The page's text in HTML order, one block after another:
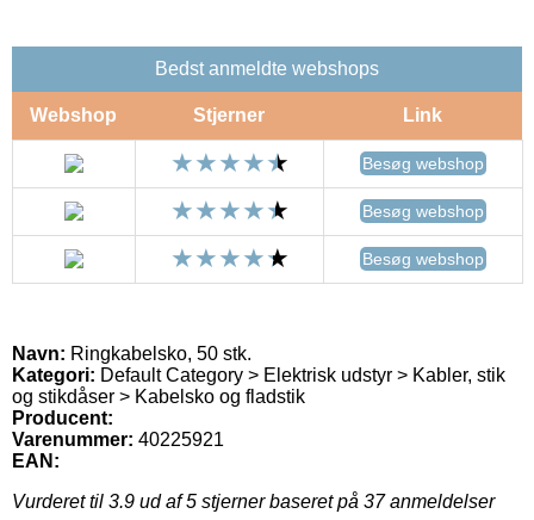
Bedst anmeldte webshops
Webshop Stjerner Link
Besøg webshop
Besøg webshop
Besøg webshop
Navn: Ringkabelsko, 50 stk.
Kategori: Default Category > Elektrisk udstyr > Kabler, stik
og stikdåser > Kabelsko og fladstik
Producent:
Varenummer: 40225921
EAN:
Vurderet til 3.9 ud af 5 stjerner baseret på 37anmeldelser